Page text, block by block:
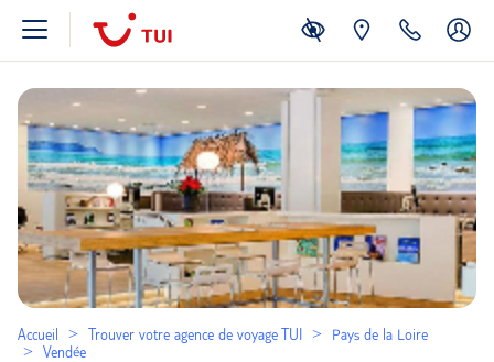
Accueil Trouver votre agence de voyage TUI
Pays de la Loire
Vendée